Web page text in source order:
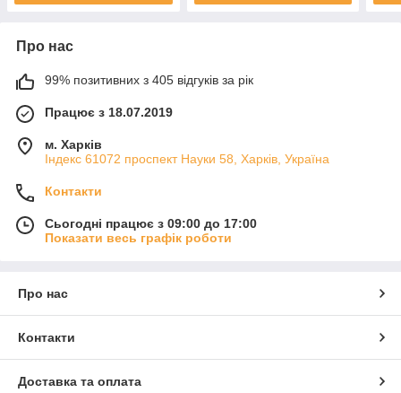
Про нас
99% позитивних з 405 відгуків за рік
Працює з 18.07.2019
м. Харків
Індекс 61072 проспект Науки 58, Харків, Україна
Контакти
Сьогодні працює з 09:00 до 17:00
Показати весь графік роботи
Про нас
Контакти
Доставка та оплата